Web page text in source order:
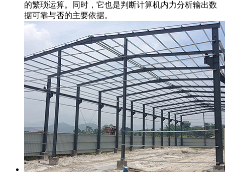
的繁琐运算。同时，它也是判断计算机内力分析输出数
据可靠与否的主要依据。